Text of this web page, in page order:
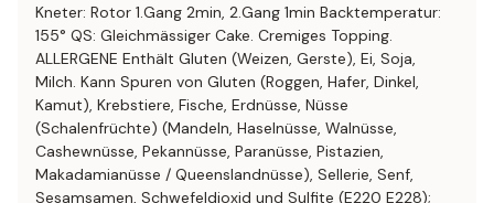
Kneter: Rotor 1.Gang 2min, 2.Gang 1min Backtemperatur:
155° QS: Gleichmässiger Cake. Cremiges Topping.
ALLERGENE Enthält Gluten (Weizen, Gerste), Ei, Soja,
Milch. Kann Spuren von Gluten (Roggen, Hafer, Dinkel,
Kamut), Krebstiere, Fische, Erdnüsse, Nüsse
(Schalenfrüchte) (Mandeln, Haselnüsse, Walnüsse,
Cashewnüsse, Pekannüsse, Paranüsse, Pistazien,
Makadamianüsse / Queenslandnüsse), Sellerie, Senf,
Sesamsamen, Schwefeldioxid und Sulfite (E220 E228);